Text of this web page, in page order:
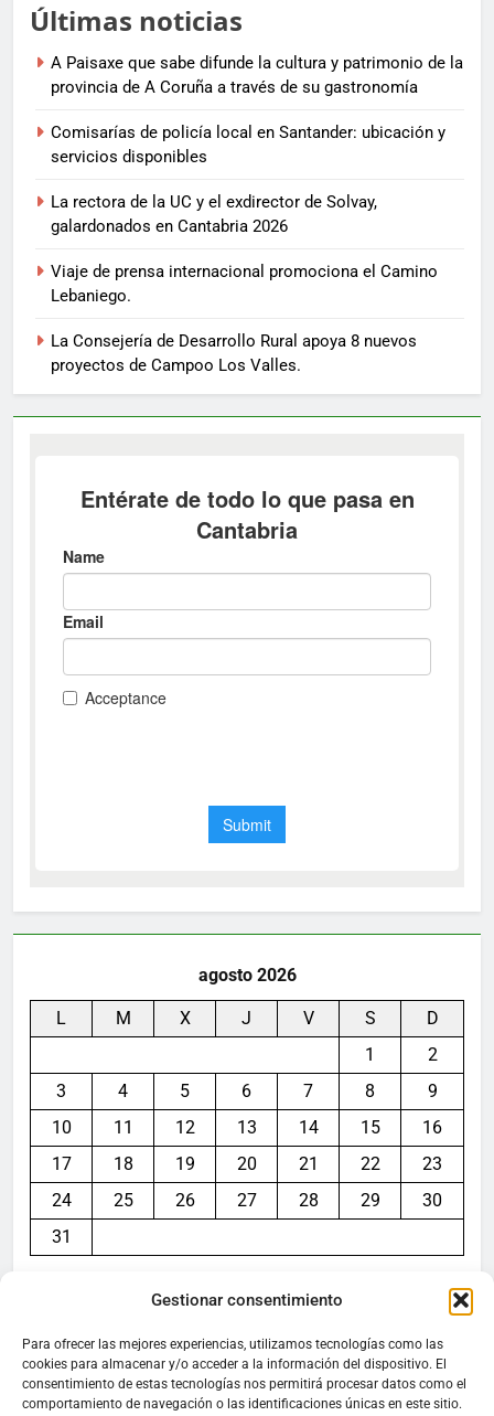
Gestionar consentimiento
Para ofrecer las mejores experiencias, utilizamos tecnologías como las
cookies para almacenar y/o acceder a la información del dispositivo. El
consentimiento de estas tecnologías nos permitirá procesar datos como el
comportamiento de navegación o las identificaciones únicas en este sitio.
Últimas noticias
A Paisaxe que sabe difunde la cultura y patrimonio de la
provincia de A Coruña a través de su gastronomía
Comisarías de policía local en Santander: ubicación y
servicios disponibles
La rectora de la UC y el exdirector de Solvay,
galardonados en Cantabria 2026
Viaje de prensa internacional promociona el Camino
Lebaniego.
La Consejería de Desarrollo Rural apoya 8 nuevos
proyectos de Campoo Los Valles.
agosto 2026
L M X J V S
D
1
2
3
4 5 6 7 8
9
10
11 12 13 14 15
16
17
18 19 20 21 22
23
24
25 26 27 28 29
30
31
« Jul
Aviso legal